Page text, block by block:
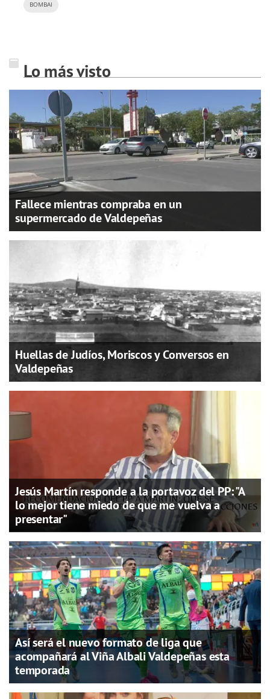
BOMBAI
Lo más visto
Fallece mientras compraba en un
supermercado de Valdepeñas
Huellas de Judíos, Moriscos y Conversos en
Valdepeñas
Jesús Martín responde a la portavoz del PP: "A
lo mejor tiene miedo de que me vuelva a
presentar"
Así será el nuevo formato de liga que
acompañará al Viña Albali Valdepeñas esta
temporada